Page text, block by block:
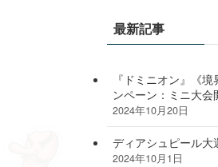
最新記事
『ドミニオン』《
ンペーン：ミニ大会
2024年10月20日
ディアシュピール大
2024年10月1日